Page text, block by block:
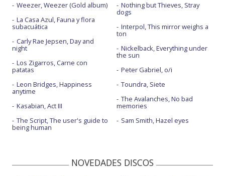
Weezer, Weezer (Gold album)
La Casa Azul, Fauna y flora
subacuática
Carly Rae Jepsen, Day and
night
Los Zigarros, Carne con
patatas
Leon Bridges, Happiness
anytime
Kasabian, Act III
The Script, The user's guide to
being human
Nothing but Thieves, Stray
dogs
Interpol, This mirror weighs a
ton
Nickelback, Everything under
the sun
Peter Gabriel, o/i
Toundra, Siete
The Avalanches, No bad
memories
Sam Smith, Hazel eyes
NOVEDADES DISCOS